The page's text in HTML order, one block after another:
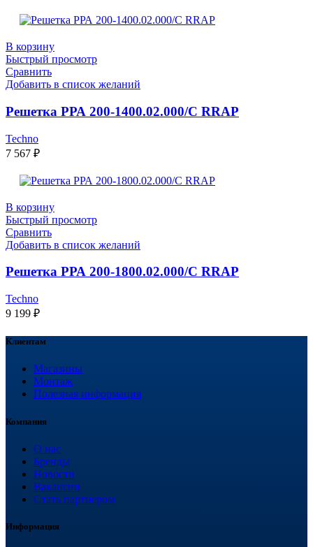
В корзину
Быстрый просмотр
Сравнить
Добавить в список желаний
Решетка РРА 200-1400.02.000/С RRAP
Techno
7 567 ₽
В корзину
Быстрый просмотр
Сравнить
Добавить в список желаний
Решетка РРА 200-1800.02.000/С RRAP
Techno
9 199 ₽
Клиентам
Магазины
Монтаж
Полезная информация
Компания
О нас
Бренды
Новости
Вакансии
Стать партнером
Информация